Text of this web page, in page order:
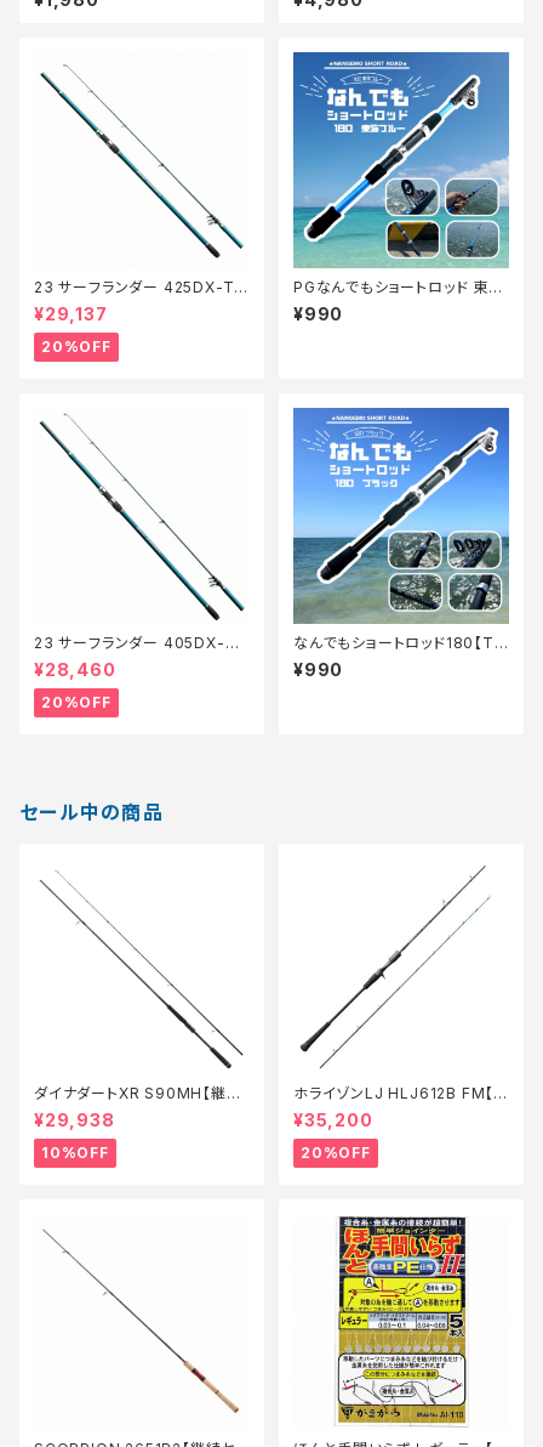
23 サーフランダー 425DX-T
【特価竿】【20】
¥29,137
20%OFF
PGなんでもショートロッド 東海
ブルー180【Tオリ】
¥990
23 サーフランダー 405DX-T
【特価竿】【20】
¥28,460
20%OFF
なんでもショートロッド180【Tオ
リ】
¥990
セール中の商品
ダイナダートXR S90MH【継続
セール_ロッド】【10】
¥29,938
10%OFF
ホライゾンLJ HLJ612B FM【特
価ロッド】【20】
¥35,200
20%OFF